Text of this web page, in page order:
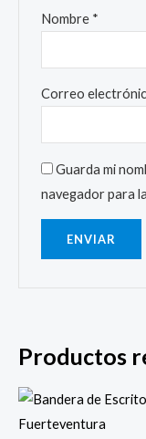
Nombre *
Correo
Guarda mi
navegador para
Productos